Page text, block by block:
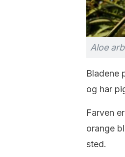
Aloe
Bladene
og har
Farven
orange
sted.